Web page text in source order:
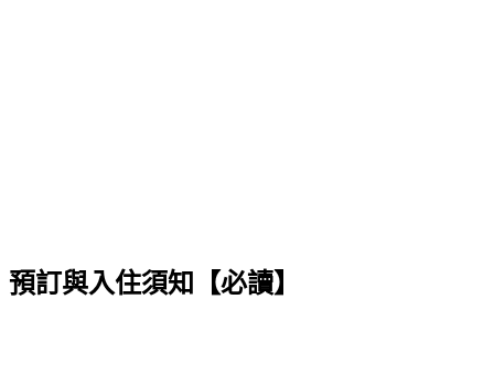
預訂與入住須知【必讀】